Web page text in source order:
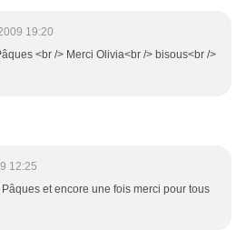
19:20
<br /> Merci Olivia<br /> bisous<br />
12:25
et encore une fois merci pour tous